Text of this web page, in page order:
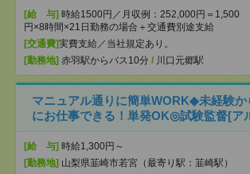
[給 与] 時給1500円／月収例：252,000円＝1,500
円×8時間×21日勤務の場合＋交通費別途支給
[交通費]実費支給／当社規定あり。
[勤務地] 赤羽駅からバス10分 / 川口元郷駅
マニュアル通りに簡単WORK◆未経験か
にお仕事できる！単発OK◎試験監督[ア
[給 与] 時給1,300円～
[勤務地] 山梨県韮崎市若宮（最寄り駅：韮崎駅）